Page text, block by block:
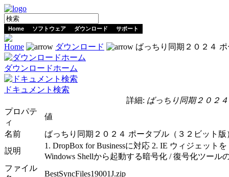
Home ソフトウェア ダウンロード サポート
Home ダウンロード ばっちり同期２０２４
ダウンロードホーム
ドキュメント検索
詳細: ばっちり同期２０２
プロパテ
ィ
値
名前
ばっちり同期２０２４ ポータブル（３２ビット版
説明
1. DropBox for Businessに対応 2. IE ウィジェット
Windows Shellから起動する暗号化 / 復号化ツール
ファイル
BestSyncFiles19001J.zip